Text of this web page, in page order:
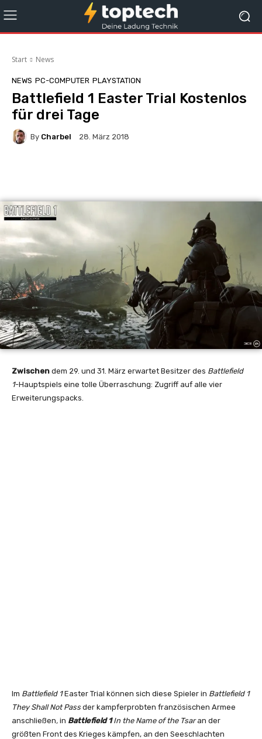
Start News
NEWS PC-COMPUTER PLAYSTATION
Battlefield 1 Easter Trial Kostenlos
für drei Tage
By Charbel 28. März 2018
Zwischen dem 29. und 31. März erwartet Besitzer des Battlefield
1-Hauptspiels eine tolle Überraschung: Zugriff auf alle vier
Erweiterungspacks.
Im Battlefield 1Easter Trial können sich diese Spieler in Battlefield 1
They Shall Not Pass der kampferprobten französischen Armee
anschließen, in Battlefield 1In the Name of the Tsaran der
größten Front des Krieges kämpfen, an den Seeschlachten